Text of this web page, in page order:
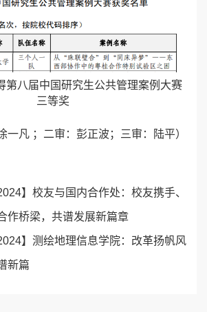
第八届中国研究生公共管理案例大赛
三等奖
一凡 ；二审：彭正波；三审：陆平）
】校友与国内合作处：校友携手、
作桥梁，共谱发展新篇章
】测绘地理信息学院：改革扬帆风
新篇